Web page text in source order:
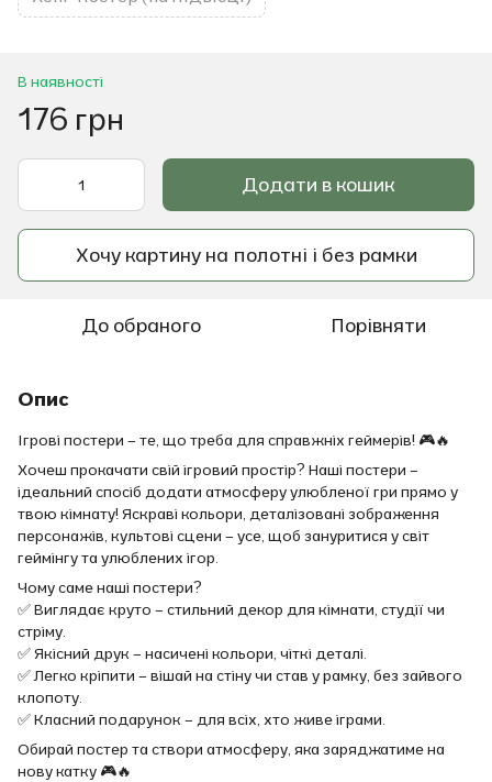
В наявності
176 грн
Додати в кошик
Хочу картину на полотні і без рамки
До обраного Порівняти
Опис
Ігрові постери – те, що треба для справжніх геймерів! 🎮🔥
Хочеш прокачати свій ігровий простір? Наші постери –
ідеальний спосіб додати атмосферу улюбленої гри прямо у
твою кімнату! Яскраві кольори, деталізовані зображення
персонажів, культові сцени – усе, щоб зануритися у світ
геймінгу та улюблених ігор.
Чому саме наші постери?
✅ Виглядає круто – стильний декор для кімнати, студії чи
стріму.
✅ Якісний друк – насичені кольори, чіткі деталі.
✅ Легко кріпити – вішай на стіну чи став у рамку, без зайвого
клопоту.
✅ Класний подарунок – для всіх, хто живе іграми.
Обирай постер та створи атмосферу, яка заряджатиме на
нову катку 🎮🔥